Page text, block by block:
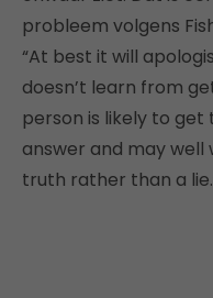
probleem volgens
“At best it will
doesn’t learn from
person is likely to get
answer and may well
truth rather than a